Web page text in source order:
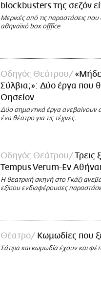
blockbusters της σεζόν
Μερικές από τις παραστάσεις
αθηναϊκό box offfice
Οδηγός Θεάτρου
Σύλβια;»: Δύο έργα που
Θησείον
Δύο σημαντικά έργα ανεβαίνουν
ένα θέατρο για τις τέχνες.
Οδηγός Θεάτρου
Τρεις
Tempus Verum-Εν
Η θεατρική σκηνή στο Γκάζι
εξίσου ενδιαφέρουσες
Θέατρο Κωμωδίες που
Σάτιρα και κωμωδία έχουν και